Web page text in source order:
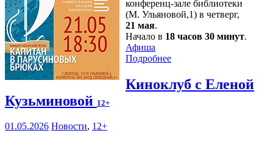
конференц-зале библиотеки
(М. Ульяновой,1) в четверг,
21 мая.
Начало в 18 часов 30 минут.
Афиша
Подробнее
Киноклуб с Еленой
Кузьминовой 12+
01.05.2026 Новости, 12+